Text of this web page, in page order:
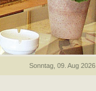
Sonntag, 09. Aug 2026